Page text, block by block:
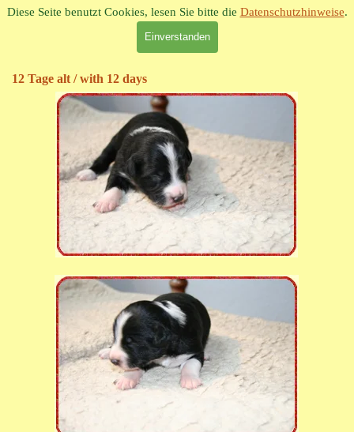
Diese Seite benutzt Cookies, lesen Sie bitte die Datenschutzhinweise.
Einverstanden
Direkt zum Seiteninhalt
StrawberryfieldPaint It Black
Black W/ ,Female
12 Tage alt / with 12 days